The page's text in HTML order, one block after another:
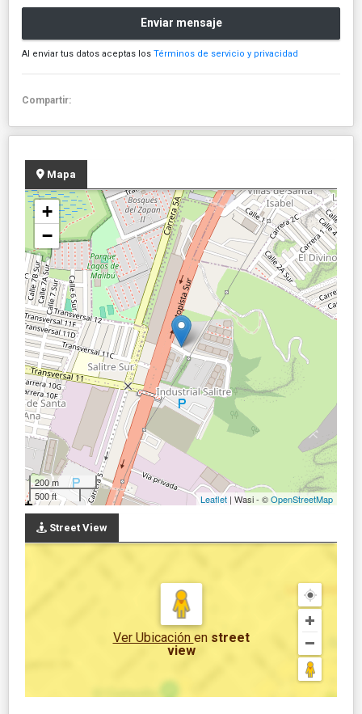
Enviar mensaje
Al enviar tus datos aceptas los Términos de servicio y privacidad
Compartir:
Mapa
+
−
200 m
500 ft
Leaflet | Wasi - ©OpenStreetMap
Street View
Ver Ubicación en street
view